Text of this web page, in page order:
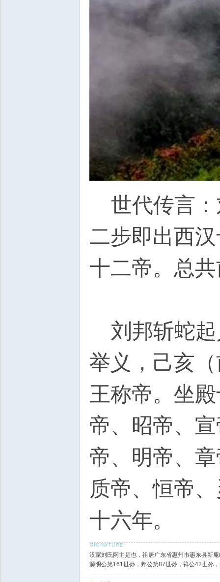
世代传言：
二步即出西
十二帝。总
刘邦斩蛇起
举义，己亥
王称帝。坐
帝、昭帝、
帝、明帝、
质帝、恒帝
十六年。
汉家刘氏网主是也，祖居广东省惠州市惠东县新
源明公第161世孙，邦公第87世孙，祥公42世孙